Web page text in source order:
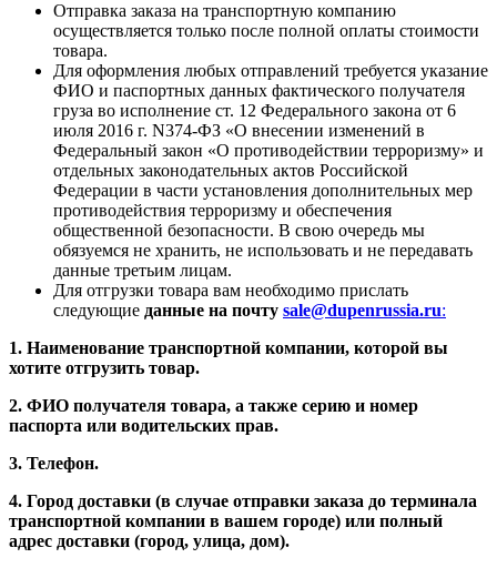
Отправка заказа на транспортную компанию
осуществляется только после полной оплаты стоимости
товара.
Для оформления любых отправлений требуется указание
ФИО и паспортных данных фактического получателя
груза во исполнение ст. 12 Федерального закона от 6
июля 2016 г. N374-ФЗ «О внесении изменений в
Федеральный закон «О противодействии терроризму» и
отдельных законодательных актов Российской
Федерации в части установления дополнительных мер
противодействия терроризму и обеспечения
общественной безопасности. В свою очередь мы
обязуемся не хранить, не использовать и не передавать
данные третьим лицам.
Для отгрузки товара вам необходимо прислать
следующие данные на почту sale@dupenrussia.ru:
1. Наименование транспортной компании, которой вы
хотите отгрузить товар.
2. ФИО получателя товара, а также серию и номер
паспорта или водительских прав.
3. Телефон.
4. Город доставки (в случае отправки заказа до терминала
транспортной компании в вашем городе) или полный
адрес доставки (город, улица, дом).